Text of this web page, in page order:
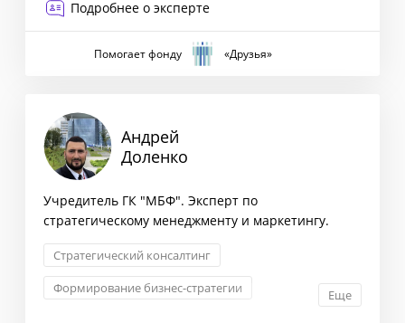
Подробнее о эксперте
Помогает фонду «Друзья»
Андрей
Доленко
Учредитель ГК "МБФ". Эксперт по
стратегическому менеджменту и маркетингу.
Стратегический консалтинг
Формирование бизнес-стратегии
Еще